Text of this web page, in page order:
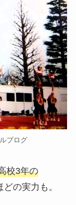
ブログ
校3年の
どの実力も。